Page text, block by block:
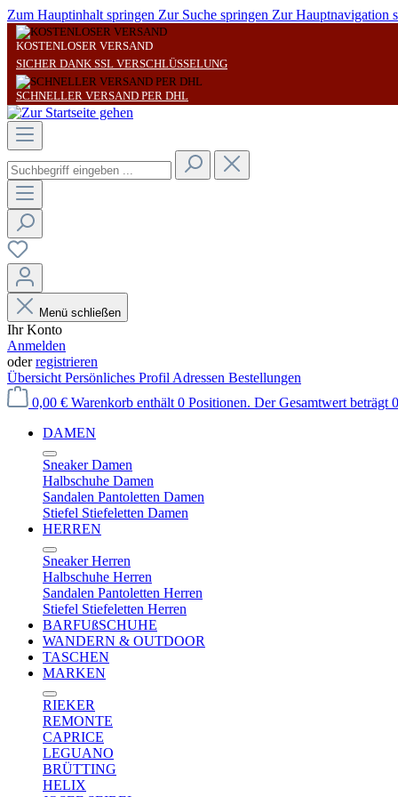
Zum Hauptinhalt springen Zur Suche springen Zur Hauptnavigation
KOSTENLOSER VERSAND
SICHER DANK SSL VERSCHLÜSSELUNG
SCHNELLER VERSAND PER DHL
Menü schließen
Ihr Konto
Anmelden
oderregistrieren
Übersicht Persönliches Profil Adressen Bestellungen
0,00 € Warenkorb enthält 0 Positionen. Der Gesamtwert beträgt
DAMEN
Sneaker Damen
Halbschuhe Damen
Sandalen Pantoletten Damen
Stiefel Stiefeletten Damen
HERREN
Sneaker Herren
Halbschuhe Herren
Sandalen Pantoletten Herren
Stiefel Stiefeletten Herren
BARFUßSCHUHE
WANDERN & OUTDOOR
TASCHEN
MARKEN
RIEKER
REMONTE
CAPRICE
LEGUANO
BRÜTTING
HELIX